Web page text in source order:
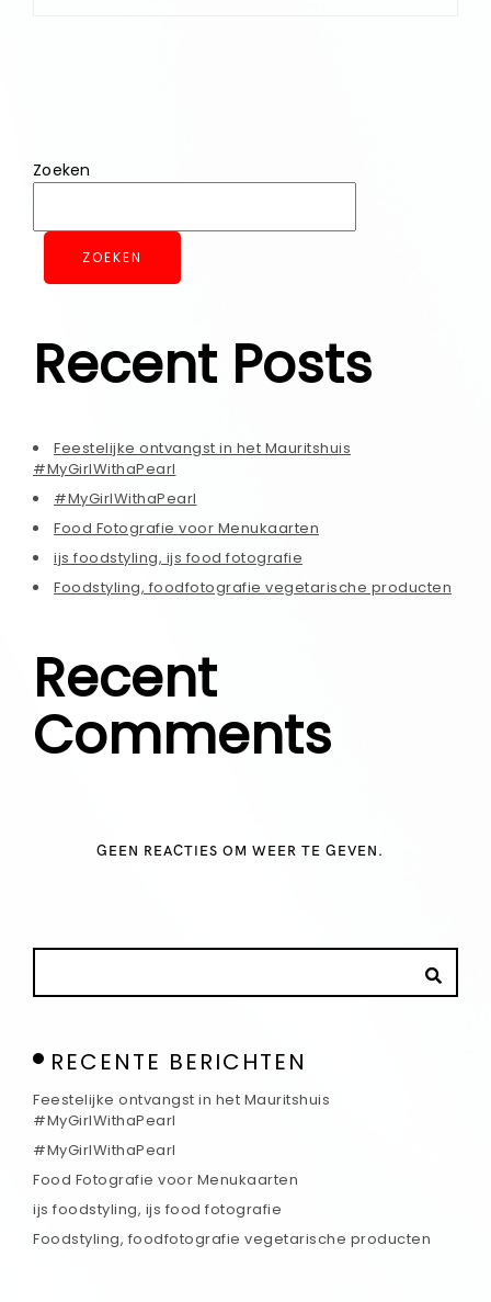
Zoeken
ZOEKEN
Recent Posts
Feestelijke ontvangst in het Mauritshuis
#MyGirlWithaPearl
#MyGirlWithaPearl
Food Fotografie voor Menukaarten
ijs foodstyling, ijs food fotografie
Foodstyling, foodfotografie vegetarische producten
Recent
Comments
GEEN REACTIES OM WEER TE GEVEN.
RECENTE BERICHTEN
Feestelijke ontvangst in het Mauritshuis
#MyGirlWithaPearl
#MyGirlWithaPearl
Food Fotografie voor Menukaarten
ijs foodstyling, ijs food fotografie
Foodstyling, foodfotografie vegetarische producten